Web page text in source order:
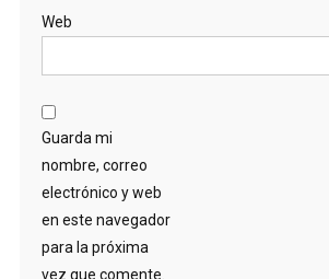
Web
Guarda mi
nombre, correo
electrónico y web
en este navegador
para la próxima
vez que comente.